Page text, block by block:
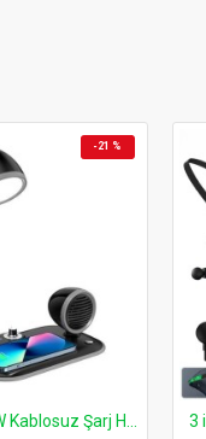
-25 %
BT-2301 Wireless Kablosuz Şarj Destekli Radyolu Rainbow Aydınlatmalı Bluetooth Hoparlör Fm Radyo